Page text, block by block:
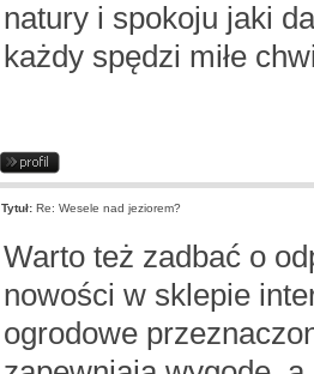
natury i spokoju jaki
każdy spędzi miłe
Tytuł: Re: Wesele nad jeziorem?
Warto też zadbać o
nowości w sklepie
ogrodowe